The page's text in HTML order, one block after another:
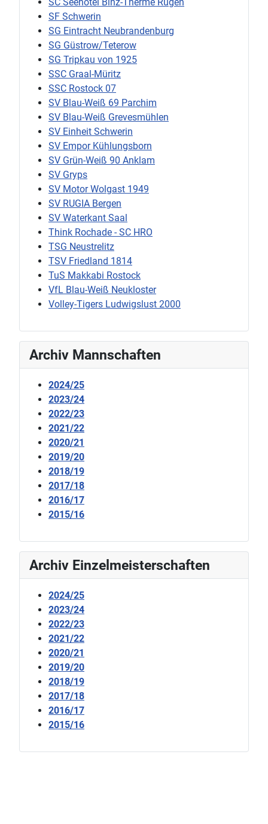
SF Schwerin
SG Eintracht Neubrandenburg
SG Güstrow/Teterow
SG Tripkau von 1925
SSC Graal-Müritz
SSC Rostock 07
SV Blau-Weiß 69 Parchim
SV Blau-Weiß Grevesmühlen
SV Einheit Schwerin
SV Empor Kühlungsborn
SV Grün-Weiß 90 Anklam
SV Gryps
SV Motor Wolgast 1949
SV RUGIA Bergen
SV Waterkant Saal
Think Rochade - SC HRO
TSG Neustrelitz
TSV Friedland 1814
TuS Makkabi Rostock
VfL Blau-Weiß Neukloster
Volley-Tigers Ludwigslust 2000
Archiv Mannschaften
2024/25
2023/24
2022/23
2021/22
2020/21
2019/20
2018/19
2017/18
2016/17
2015/16
Archiv Einzelmeisterschaften
2024/25
2023/24
2022/23
2021/22
2020/21
2019/20
2018/19
2017/18
2016/17
2015/16